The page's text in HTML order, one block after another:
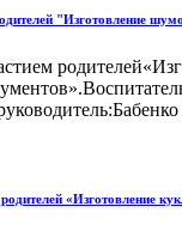
"Изготовление
«Изготовление